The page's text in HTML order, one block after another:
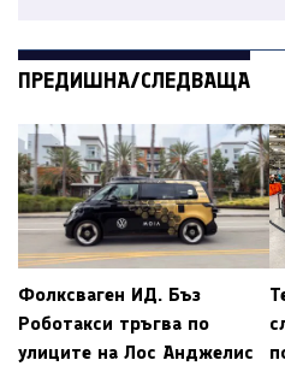
ПРЕДИШНА/СЛЕДВАЩА
Фолксваген ИД. Бъз
Роботакси тръгва по
улиците на Лос Анджелис